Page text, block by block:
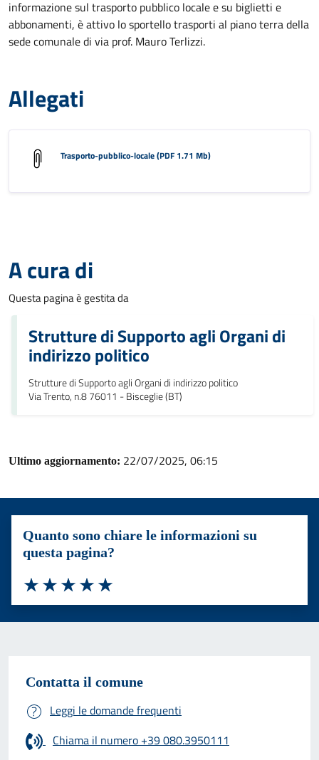
informazione sul trasporto pubblico locale e su biglietti e
abbonamenti, è attivo lo sportello trasporti al piano terra della
sede comunale di via prof. Mauro Terlizzi.
Allegati
Trasporto-pubblico-locale (PDF 1.71 Mb)
A cura di
Questa pagina è gestita da
Strutture di Supporto agli Organi di
indirizzo politico
Strutture di Supporto agli Organi di indirizzo politico
Via Trento, n.8 76011 - Bisceglie (BT)
Ultimo aggiornamento: 22/07/2025, 06:15
Quanto sono chiare le informazioni su
questa pagina?
Valuta 5 stelle su 5
Valuta 4 stelle su 5
Valuta 3 stelle su 5
Valuta 2 stelle su 5
Valuta 1 stelle su 5
Contatta il comune
Leggi le domande frequenti
Chiama il numero +39 080.3950111